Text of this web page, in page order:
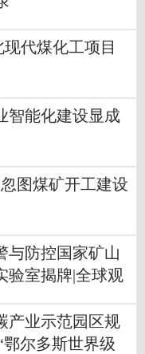
代煤化工项目
智能化建设显成
图煤矿开工建设
与防控国家矿山
验室揭牌|全球观
产业示范园区规
尔多斯世界级